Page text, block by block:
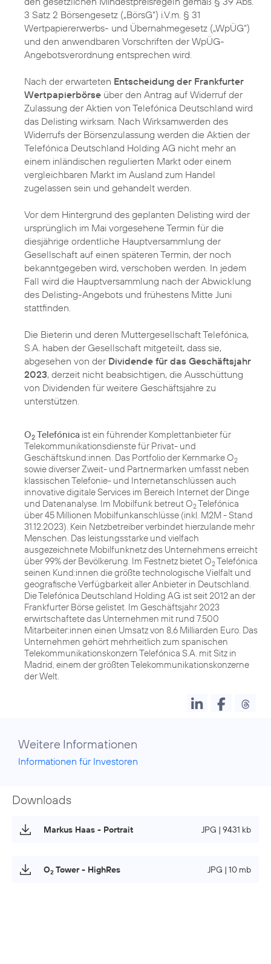
3 Satz 2 Börsengesetz („BörsG“) i.V.m. § 31
Wertpapiererwerbs- und Übernahmegesetz („WpÜG“)
und den anwendbaren Vorschriften der WpÜG-
Angebotsverordnung entsprechen wird.
Nach der erwarteten Entscheidung der Frankfurter
Wertpapierbörse über den Antrag auf Widerruf der
Zulassung der Aktien von Telefónica Deutschland wird
das Delisting wirksam. Nach Wirksamwerden des
Widerrufs der Börsenzulassung werden die Aktien der
Telefónica Deutschland Holding AG nicht mehr an
einem inländischen regulierten Markt oder einem
vergleichbaren Markt im Ausland zum Handel
zugelassen sein und gehandelt werden.
Vor dem Hintergrund des geplanten Delisting wird der
ursprünglich im Mai vorgesehene Termin für die
diesjährige ordentliche Hauptversammlung der
Gesellschaft auf einen späteren Termin, der noch
bekanntgegeben wird, verschoben werden. In jedem
Fall wird die Hauptversammlung nach der Abwicklung
des Delisting-Angebots und frühestens Mitte Juni
stattfinden.
Die Bieterin und deren Muttergesellschaft Telefónica,
S.A. haben der Gesellschaft mitgeteilt, dass sie,
abgesehen von der Dividende für das Geschäftsjahr
2023, derzeit nicht beabsichtigen, die Ausschüttung
von Dividenden für weitere Geschäftsjahre zu
unterstützen.
O2 Telefónica ist ein führender Komplettanbieter für
Telekommunikationsdienste für Privat- und
Geschäftskund:innen. Das Portfolio der Kernmarke O2
sowie diverser Zweit- und Partnermarken umfasst neben
klassischen Telefonie- und Internetanschlüssen auch
innovative digitale Services im Bereich Internet der Dinge
und Datenanalyse. Im Mobilfunk betreut O2Telefónica
über 45 Millionen Mobilfunkanschlüsse (inkl. M2M - Stand
31.12.2023). Kein Netzbetreiber verbindet hierzulande mehr
Menschen. Das leistungsstarke und vielfach
ausgezeichnete Mobilfunknetz des Unternehmens erreicht
über 99% der Bevölkerung. Im Festnetz bietet O2Telefónica
seinen Kund:innen die größte technologische Vielfalt und
geografische Verfügbarkeit aller Anbieter in Deutschland.
Die Telefónica Deutschland Holding AG ist seit 2012 an der
Frankfurter Börse gelistet. Im Geschäftsjahr 2023
erwirtschaftete das Unternehmen mit rund 7.500
Mitarbeiter:innen einen Umsatz von 8,6 Milliarden Euro. Das
Unternehmen gehört mehrheitlich zum spanischen
Telekommunikationskonzern Telefónica S.A. mit Sitz in
Madrid, einem der größten Telekommunikationskonzerne
der Welt.
Weitere Informationen
Informationen für Investoren
Downloads
Markus Haas - Portrait JPG | 9431 kb
O2 Tower - HighRes JPG | 10 mb